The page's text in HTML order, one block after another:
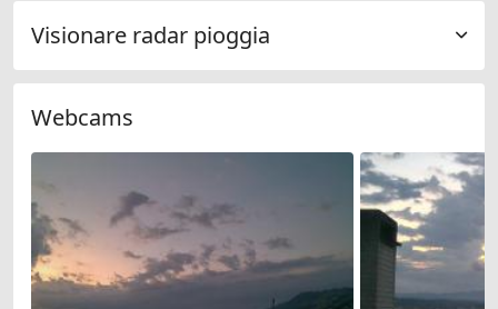
Visionare radar pioggia
Webcams